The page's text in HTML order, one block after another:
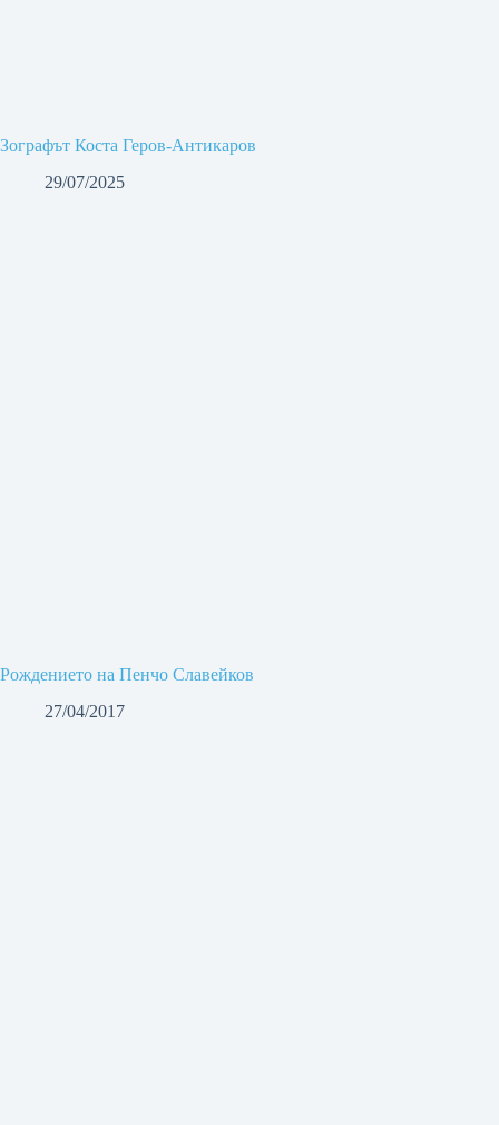
Зографът Коста Геров-Антикаров
29/07/2025
Рождението на Пенчо Славейков
27/04/2017